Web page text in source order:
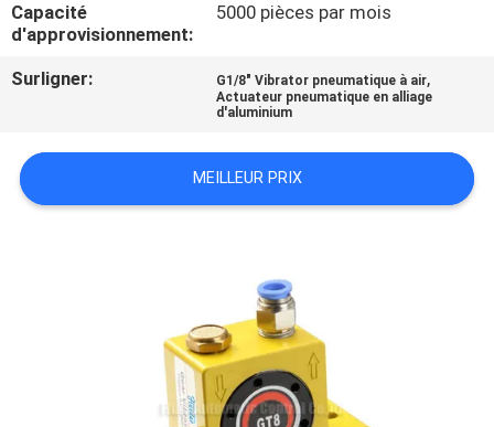
NOUS
DEMANDEZ
CITATION
Capacité
d'approvisionnement:
5000 pièces par mois
Surligner: G1/8" Vibrator pneumatique à air,
Actuateur pneumatique en alliage
d'aluminium
MEILLEUR PRIX